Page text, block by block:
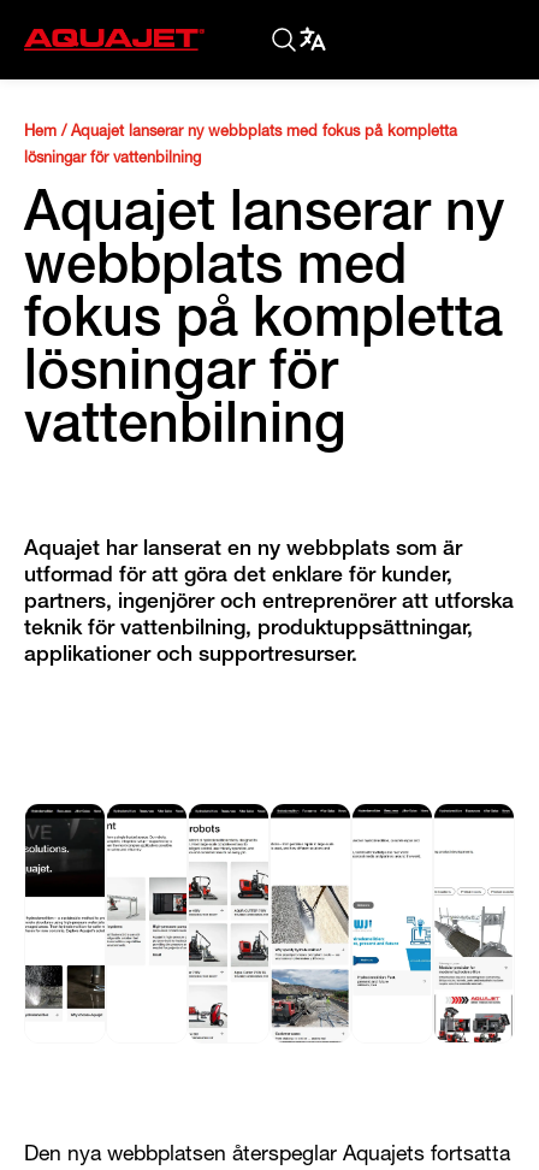
Hem / Aquajet lanserar ny webbplats med fokus på kompletta
lösningar för vattenbilning
Aquajet lanserar ny
webbplats med
fokus på kompletta
lösningar för
vattenbilning
Aquajet har lanserat en ny webbplats som är
utformad för att göra det enklare för kunder,
partners, ingenjörer och entreprenörer att utforska
teknik för vattenbilning, produktuppsättningar,
applikationer och supportresurser.
Den nya webbplatsen återspeglar Aquajets fortsatta